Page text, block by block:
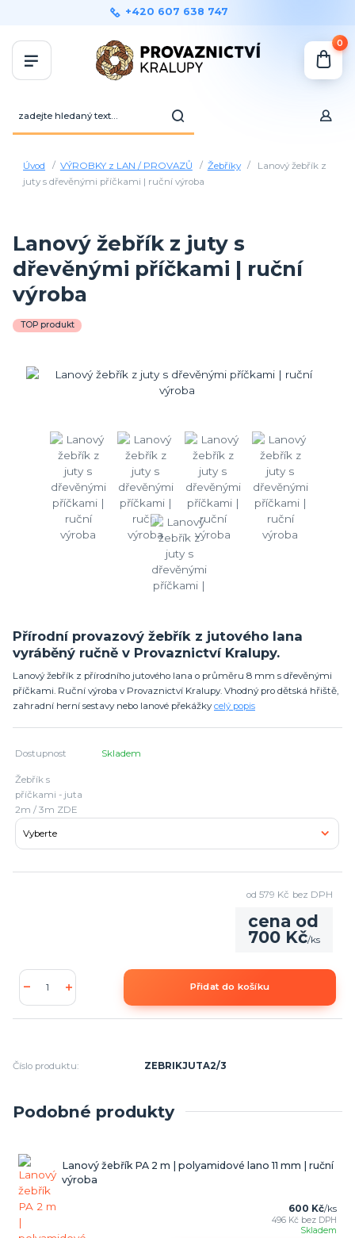
+420 607 638 747
0
Úvod VÝROBKY z LAN / PROVAZŮ Žebříky
Lanový žebřík z
juty s dřevěnými příčkami | ruční výroba
Lanový žebřík z juty s
dřevěnými příčkami | ruční
výroba
TOP produkt
Přírodní provazový žebřík z jutového lana
vyráběný ručně v Provaznictví Kralupy.
Lanový žebřík z přírodního jutového lana o průměru 8 mm s dřevěnými
příčkami. Ruční výroba v Provaznictví Kralupy. Vhodný pro dětská hřiště,
zahradní herní sestavy nebo lanové překážkycelý popis
Dostupnost Skladem
Žebřík s
příčkami - juta
2m / 3m ZDE
cena od
700 Kč/ks
od 579 Kč bez DPH
Přidat do košíku
Číslo produktu: ZEBRIKJUTA2/3
Podobné produkty
Lanový žebřík PA 2 m | polyamidové lano 11 mm | ruční
výroba
600 Kč/ks
496 Kč bez DPH
Skladem